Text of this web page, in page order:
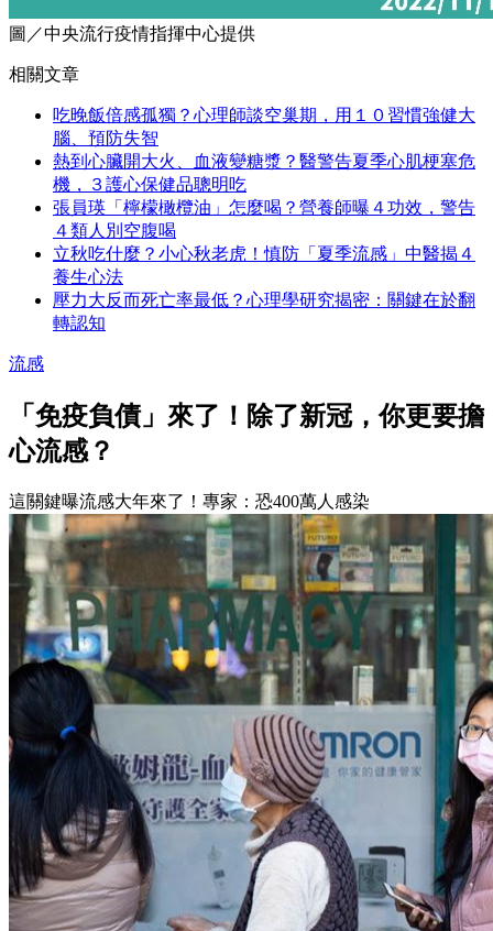
圖／中央流行疫情指揮中心提供
相關文章
吃晚飯倍感孤獨？心理師談空巢期，用１０習慣強健大
腦、預防失智
熱到心臟開大火、血液變糖漿？醫警告夏季心肌梗塞危
機，３護心保健品聰明吃
張員瑛「檸檬橄欖油」怎麼喝？營養師曝４功效，警告
４類人別空腹喝
立秋吃什麼？小心秋老虎！慎防「夏季流感」中醫揭４
養生心法
壓力大反而死亡率最低？心理學研究揭密：關鍵在於翻
轉認知
流感
「免疫負債」來了！除了新冠，你更要擔
心流感？
這關鍵曝流感大年來了！專家：恐400萬人感染